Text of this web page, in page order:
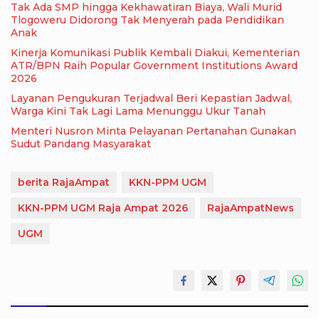
Tak Ada SMP hingga Kekhawatiran Biaya, Wali Murid
Tlogoweru Didorong Tak Menyerah pada Pendidikan
Anak
Kinerja Komunikasi Publik Kembali Diakui, Kementerian
ATR/BPN Raih Popular Government Institutions Award
2026
Layanan Pengukuran Terjadwal Beri Kepastian Jadwal,
Warga Kini Tak Lagi Lama Menunggu Ukur Tanah
Menteri Nusron Minta Pelayanan Pertanahan Gunakan
Sudut Pandang Masyarakat
berita RajaAmpat
KKN-PPM UGM
KKN-PPM UGM Raja Ampat 2026
RajaAmpatNews
UGM